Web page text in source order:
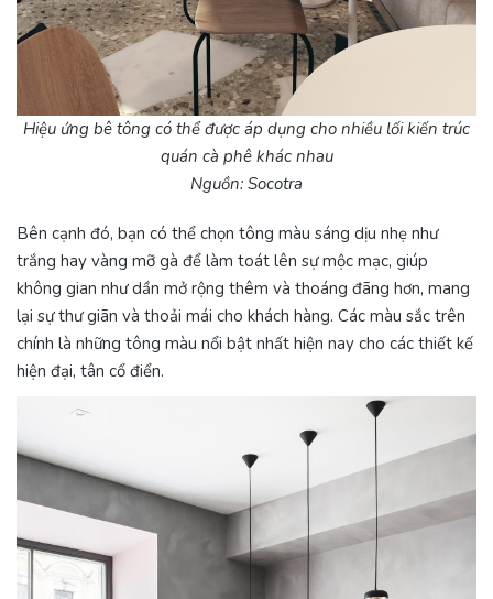
Hiệu ứng bê tông có thể được áp dụng cho nhiều lối kiến trúc
quán cà phê khác nhau
Nguồn: Socotra
Bên cạnh đó, bạn có thể chọn tông màu sáng dịu nhẹ như
trắng hay vàng mỡ gà để làm toát lên sự mộc mạc, giúp
không gian như dần mở rộng thêm và thoáng đãng hơn, mang
lại sự thư giãn và thoải mái cho khách hàng. Các màu sắc trên
chính là những tông màu nổi bật nhất hiện nay cho các thiết kế
hiện đại, tân cổ điển.